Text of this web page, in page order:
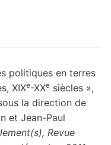
politiques en terres
XIXe-XXesiècles »,
la direction de
et Jean-Paul
Revue